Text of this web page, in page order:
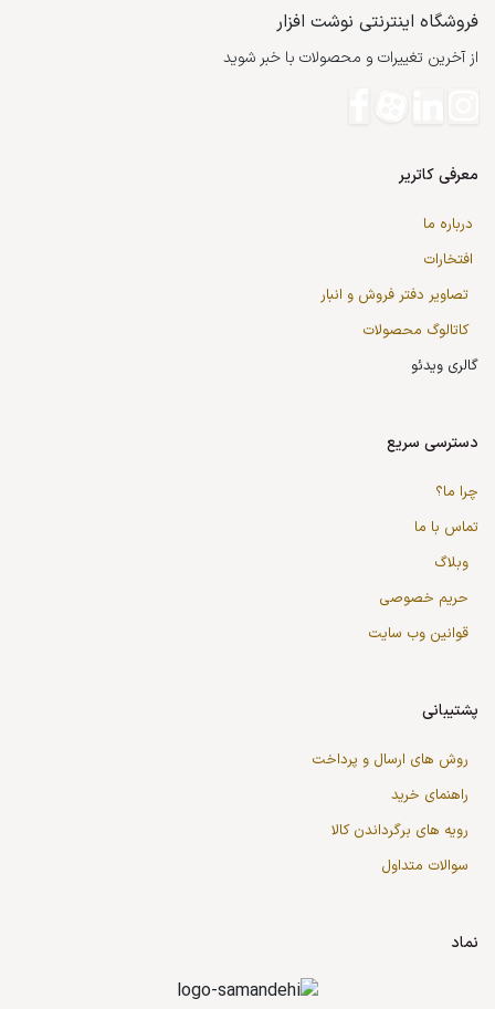
فروشگاه اینترنتی نوشت افزار
از آخرین تغییرات و محصولات با خبر شوید
معرفی کاتریر
درباره ما
افتخارات
تصاویر دفتر فروش و انبار
کاتالوگ محصولات
گالری ویدئو
دسترسی سریع
چرا ما؟
تماس با ما
وبلاگ
حریم خصوصی
قوانین وب سایت
پشتیبانی
روش های ارسال و پرداخت
راهنمای خرید
رویه های برگرداندن کالا
سوالات متداول
نماد